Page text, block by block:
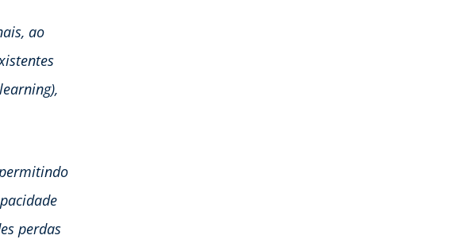
ao
perdas